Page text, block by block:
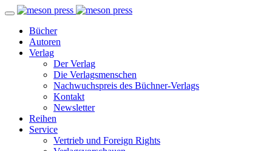
Bücher
Autoren
Verlag
Der Verlag
Die Verlagsmenschen
Nachwuchspreis des Büchner-Verlags
Kontakt
Newsletter
Reihen
Service
Vertrieb und Foreign Rights